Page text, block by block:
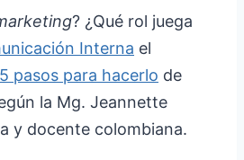
? ¿Qué rol juega
Interna el
5 pasos para hacerlo de
la Mg. Jeannette
y docente colombiana.